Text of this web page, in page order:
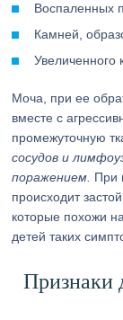
Воспаленных
Камней,
Увеличенного
Моча, при ее
вместе с
промежуточную
сосудов и
поражением. При
происходит
которые похожи
детей таких
Признаки